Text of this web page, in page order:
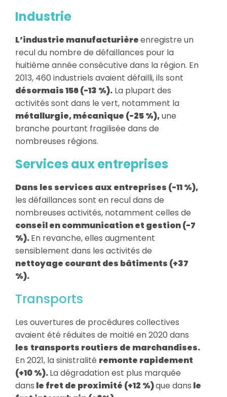
Industrie
L’industrie manufacturièreenregistre un
recul du nombre de défaillances pour la
huitième année consécutive dans la région. En
2013, 460 industriels avaient défailli, ils sont
désormais 156 (-13 %). La plupart des
activités sont dans le vert, notamment la
métallurgie, mécanique (-25 %),une
branche pourtant fragilisée dans de
nombreuses régions.
Services aux entreprises
Dans les services aux entreprises (-11 %),
les défaillances sont en recul dans de
nombreuses activités, notamment celles de
conseil en communication et gestion (-7
%).En revanche, elles augmentent
sensiblement dans les activités de
nettoyage courant des bâtiments (+37
%).
Transports
Les ouvertures de procédures collectives
avaient été réduites de moitié en 2020 dans
les transports routiers de marchandises.
En 2021, la sinistralité remonte rapidement
(+10 %).La dégradation est plus marquée
dans le fret de proximité (+12 %)que dans le